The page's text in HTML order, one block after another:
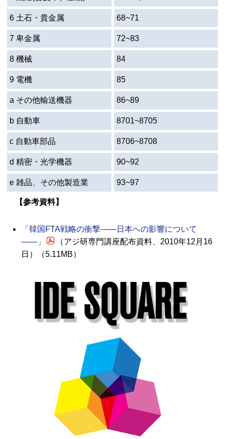
6 土石・貴金属 68~71
7 卑金属 72~83
8 機械 84
9 電機 85
a その他輸送機器 86~89
b 自動車 8701~8705
c 自動車部品 8706~8708
d 精密・光学機器 90~92
e 雑品、その他製造業 93~97
【参考資料】
「韓国 FTA戦略の衝撃――日本への影響について
――」
（アジ研専門講座配布資料、2010年12月16
日）（5.11MB）